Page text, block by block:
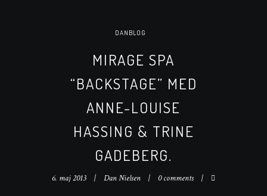
DANBLOG
MIRAGE SPA
“BACKSTAGE” MED
ANNE-LOUISE
HASSING & TRINE
GADEBERG.
6. maj 2013 Dan Nielsen 0 comments